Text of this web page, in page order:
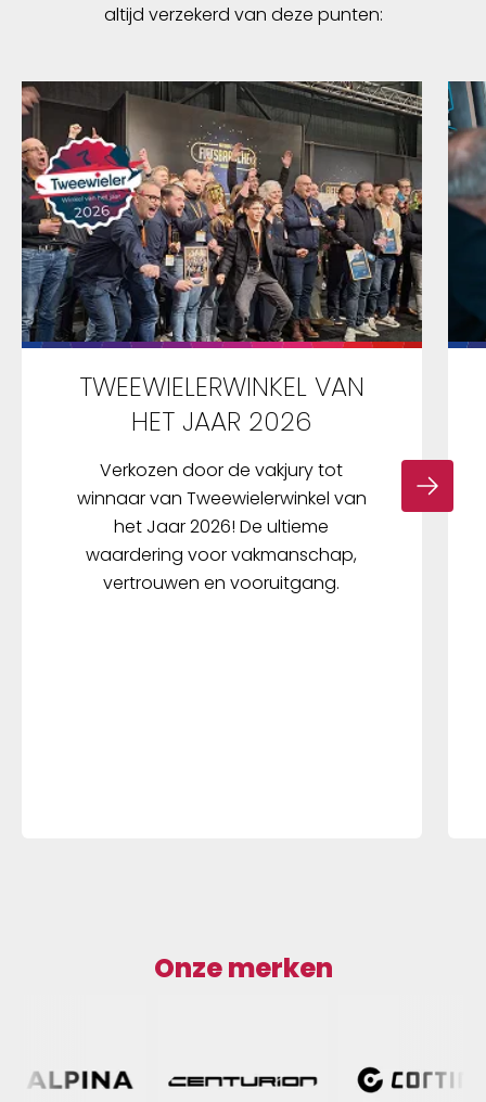
altijd verzekerd van deze punten:
TWEEWIELERWINKEL VAN
HET JAAR 2026
Verkozen door de vakjury tot
winnaar van Tweewielerwinkel van
het Jaar 2026! De ultieme
waardering voor vakmanschap,
vertrouwen en vooruitgang.
Onze merken